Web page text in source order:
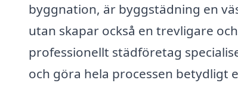
byggnation, är byggstädning en
utan skapar också en trevligare
professionellt städföretag
och göra hela processen betydligt